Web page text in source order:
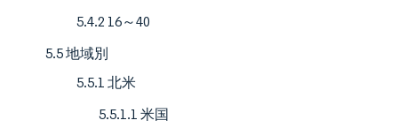
5.4.2 16～40
5.5 地域別
5.5.1 北米
5.5.1.1 米国